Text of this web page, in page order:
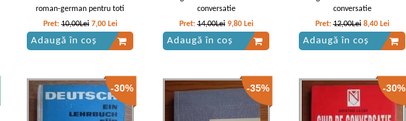
roman-german pentru toti
Pret:10,00Lei 7,00 Lei
Adaugă în coș
conversatie
Pret:14,00Lei 9,80 Lei
Adaugă în coș
conversatie
Pret:12,00Lei 8,40 Lei
Adaugă în coș
-30% -35% -30%